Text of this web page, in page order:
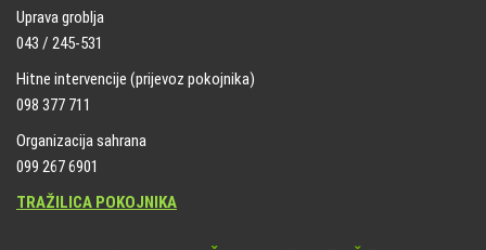
Uprava groblja
043 / 245-531
Hitne intervencije (prijevoz pokojnika)
098 377 711
Organizacija sahrana
099 267 6901
TRAŽILICA POKOJNIKA